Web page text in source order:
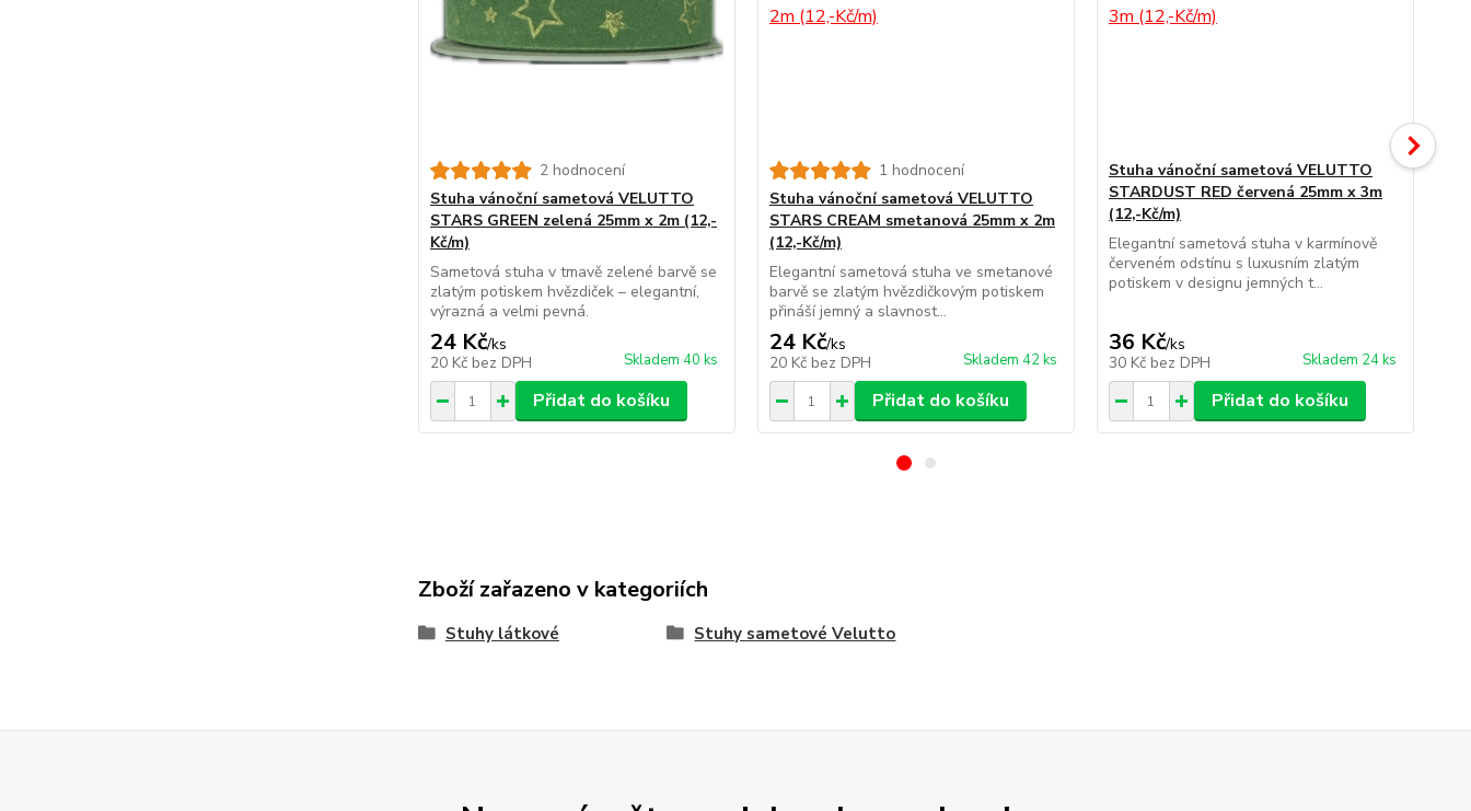
2 hodnocení
Stuha vánoční sametová VELUTTO
STARS GREEN zelená 25mm x 2m (12,-
Kč/m)
Sametová stuha v tmavě zelené barvě se
zlatým potiskem hvězdiček – elegantní,
výrazná a velmi pevná.
24 Kč/ks
20 Kč bez DPH Skladem 40 ks
Přidat do košíku
1 hodnocení
Stuha vánoční sametová VELUTTO
STARS CREAM smetanová 25mm x 2m
(12,-Kč/m)
Elegantní sametová stuha ve smetanové
barvě se zlatým hvězdičkovým potiskem
přináší jemný a slavnost...
24 Kč/ks
20 Kč bez DPH Skladem 42 ks
Přidat do košíku
Stuha vánoční sametová VELUTTO
STARDUST RED červená 25mm x 3m
(12,-Kč/m)
Elegantní sametová stuha v karmínově
červeném odstínu s luxusním zlatým
potiskem v designu jemných t...
36 Kč/ks
30 Kč bez DPH Skladem 24 ks
Přidat do košíku
Zboží zařazeno v kategoriích
Stuhy látkové Stuhy sametové Velutto